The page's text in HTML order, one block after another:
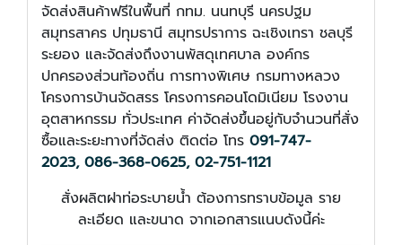
จัดส่งสินค้าฟรีในพื้นที่ กทม. นนทบุรี นครปฐม
สมุทรสาคร ปทุมธานี สมุทรปราการ ฉะเชิงเทรา ชลบุรี
ระยอง และจัดส่งถึงงานพัสดุเทศบาล องค์กร
ปกครองส่วนท้องถิ่น การทางพิเศษ กรมทางหลวง
โครงการบ้านจัดสรร โครงการคอนโดมิเนียม โรงงาน
อุตสาหกรรม ทั่วประเทศ ค่าจัดส่งขึ้นอยู่กับจำนวนที่สั่ง
ซื้อและระยะทางที่จัดส่ง ติดต่อ โทร 091-747-
2023, 086-368-0625, 02-751-1121
สั่งผลิตฝาท่อระบายน้ำ ต้องการทราบข้อมูล ราย
ละเอียด และขนาด จากเอกสารแนบดังนี้ค่ะ